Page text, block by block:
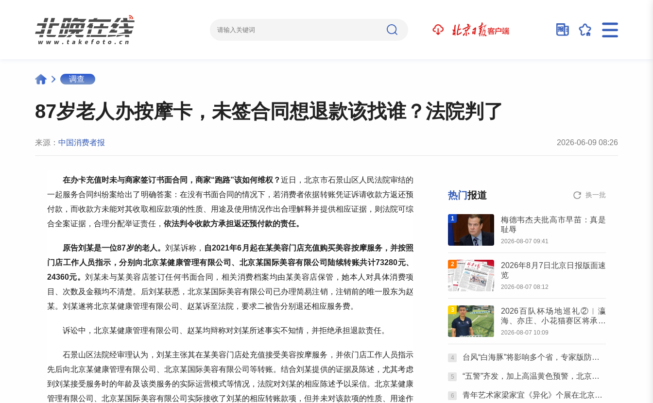
调查
87岁老人办按摩卡，未签合同想退款该找谁？法院判了
来源： 中国消费者报 2026-06-09 08:26
在办卡充值时未与商家签订书面合同，商家“跑路”该如何维权？近日，北京市石景山区人民法院审结的
一起服务合同纠纷案给出了明确答案：在没有书面合同的情况下，若消费者依据转账凭证诉请收款方返还预
付款，而收款方未能对其收取相应款项的性质、用途及使用情况作出合理解释并提供相应证据，则法院可综
合全案证据，合理分配举证责任， 依法判令收款方承担返还预付款的责任。
原告刘某是一位87岁的老人。 刘某诉称， 自2021年6月起在某美容门店充值购买美容按摩服务，并按照
门店工作人员指示，分别向北京某健康管理有限公司、北京某国际美容有限公司陆续转账共计73280元、
24360元。刘某未与某美容店签订任何书面合同，相关消费档案均由某美容店保管，她本人对具体消费项
目、次数及金额均不清楚。后刘某获悉，北京某国际美容有限公司已办理简易注销，注销前的唯一股东为赵
某。刘某遂将北京某健康管理有限公司、赵某诉至法院，要求二被告分别退还相应服务费。
诉讼中，北京某健康管理有限公司、赵某均辩称对刘某所述事实不知情，并拒绝承担退款责任。
石景山区法院经审理认为，刘某主张其在某美容门店处充值接受美容按摩服务，并依门店工作人员指示
先后向北京某健康管理有限公司、北京某国际美容有限公司等转账。结合刘某提供的证据及陈述，尤其考虑
到刘某接受服务时的年龄及该类服务的实际运营模式等情况，法院对刘某的相应陈述予以采信。北京某健康
管理有限公司、北京某国际美容有限公司实际接收了刘某的相应转账款项，但并未对该款项的性质、用途作
热门报道 换一批
1
梅德韦杰夫批高市早苗：真是
耻辱
2026-08-07 09:41
2
2026年8月7日北京日报版面速
览
2026-08-07 08:12
3
2026百队杯场地巡礼②︱瀛
海、亦庄、小花猫赛区将承办
多组别百队杯比赛
2026-08-07 10:09
4 台风“白海豚”将影响多个省，专家版防护指南请收好
5 “五警”齐发，加上高温黄色预警，北京目前“六警”生效中
6 青年艺术家梁家宜《异化》个展在北京金台艺术馆启幕：以先锋艺术跨界公益，探寻“身体生成”的时代命题